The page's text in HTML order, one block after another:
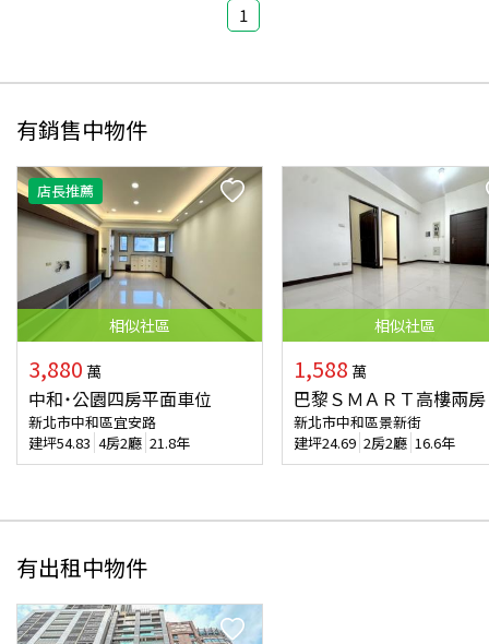
1
有銷售中物件
店長推薦
相似社區
3,880 萬
中和˙公園四房平面車位
新北市中和區宜安路
建坪54.83 4房2廳 21.8年
相似社區
1,588 萬
巴黎ＳＭＡＲＴ高樓兩房
新北市中和區景新街
建坪24.69 2房2廳 16.6年
有出租中物件